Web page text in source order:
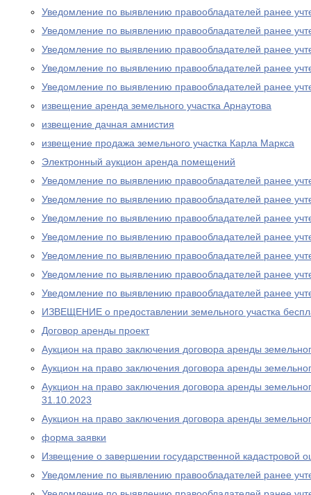
Уведомление по выявлению правообладателей ранее
Уведомление по выявлению правообладателей ранее
Уведомление по выявлению правообладателей ранее
Уведомление по выявлению правообладателей ранее
Уведомление по выявлению правообладателей ранее
извещение аренда земельного участка Арнаутова
извещение дачная амнистия
извещение продажа земельного участка Карла Маркса
Электронный аукцион аренда помещений
Уведомление по выявлению правообладателей ранее
Уведомление по выявлению правообладателей ранее
Уведомление по выявлению правообладателей ранее
Уведомление по выявлению правообладателей ранее
Уведомление по выявлению правообладателей ранее
Уведомление по выявлению правообладателей ранее
Уведомление по выявлению правообладателей ранее
ИЗВЕЩЕНИЕ о предоставлении земельного участка
Договор аренды проект
Аукцион на право заключения договора аренды
Аукцион на право заключения договора аренды
Аукцион на право заключения договора аренды
31.10.2023
Аукцион на право заключения договора аренды
форма заявки
Извещение о завершении государственной кадастровой
Уведомление по выявлению правообладателей ранее